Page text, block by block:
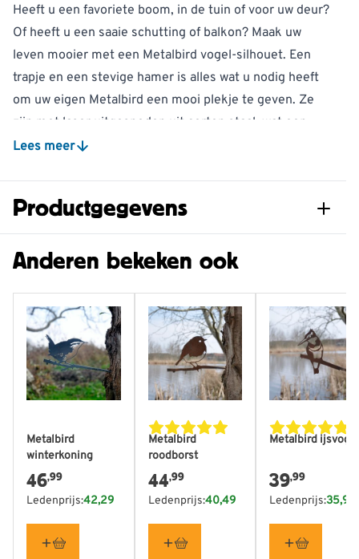
Heeft u een favoriete boom, in de tuin of voor uw deur?
Of heeft u een saaie schutting of balkon? Maak uw
leven mooier met een Metalbird vogel-silhouet. Een
trapje en een stevige hamer is alles wat u nodig heeft
om uw eigen Metalbird een mooi plekje te geven. Ze
zijn met laser uitgesneden uit corten staal, wat een
mooi roestlaagje geeft, maar niet doorroest. Metalbirds
met Nederlander Henk Lakeman.
Metalbird is ook een origineel relatiegeschenk,
sinterklaas- of kerstcadeau! Hij zit verpakt in een
Lees meer
Productgegevens
Artikelnummer 977470119
Gewicht 0.399 kg
Lengte 24 mm
Hoogte 307 mm
Anderen bekeken ook
Metalbird
winterkoning
46,99
Ledenprijs:42,29
Metalbird
roodborst
44,99
Ledenprijs:40,49
Metalbird
39,99
Ledenprijs:35,99